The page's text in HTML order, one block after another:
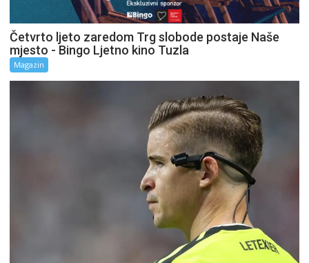
Četvrto ljeto zaredom Trg slobode postaje Naše
mjesto - Bingo Ljetno kino Tuzla
Magazin